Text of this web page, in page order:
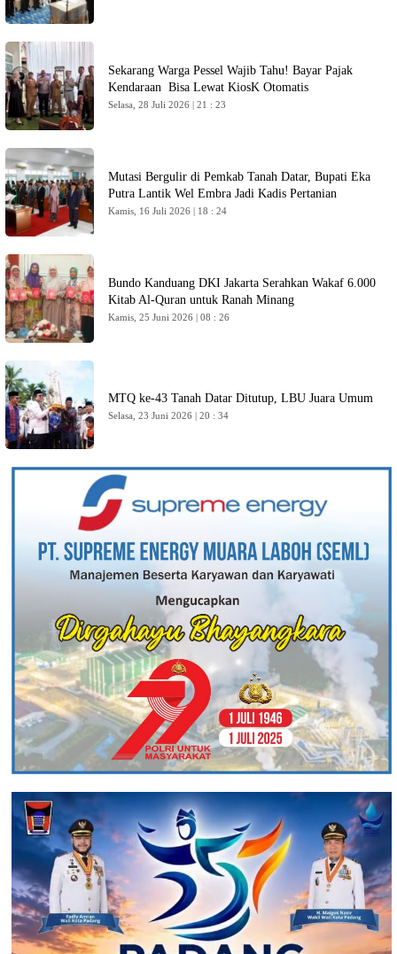
Sekarang Warga Pessel Wajib Tahu! Bayar Pajak
Kendaraan Bisa Lewat KiosK Otomatis
Selasa, 28 Juli 2026 | 21 : 23
Mutasi Bergulir di Pemkab Tanah Datar, Bupati Eka
Putra Lantik Wel Embra Jadi Kadis Pertanian
Kamis, 16 Juli 2026 | 18 : 24
Bundo Kanduang DKI Jakarta Serahkan Wakaf 6.000
Kitab Al-Quran untuk Ranah Minang
Kamis, 25 Juni 2026 | 08 : 26
MTQ ke-43 Tanah Datar Ditutup, LBU Juara Umum
Selasa, 23 Juni 2026 | 20 : 34